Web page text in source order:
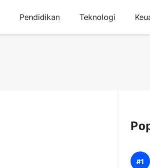
Pendidikan Teknologi